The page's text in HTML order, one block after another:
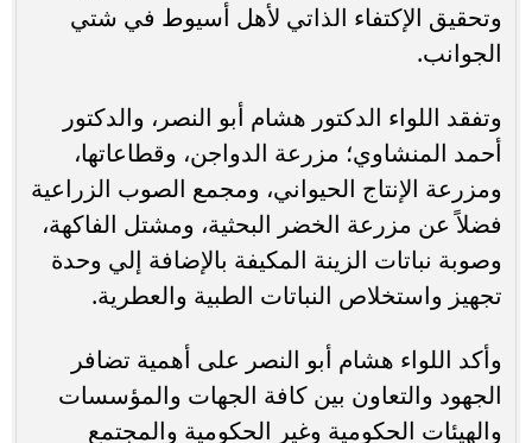
وتحقيق الإكتفاء الذاتي لأهل أسيوط في شتي
الجوانب.
وتفقد اللواء الدكتور هشام أبو النصر، والدكتور
أحمد المنشاوي؛ مزرعة الدواجن، وقطاعاتها،
ومزرعة الإنتاج الحيواني، ومجمع الصوب الزراعية
فضلاً عن مزرعة الخضر البحثية، ومشتل الفاكهة،
وصوبة نباتات الزينة المكيفة بالإضافة إلي وحدة
تجهيز واستخلاص النباتات الطبية والعطرية.
وأكد اللواء هشام أبو النصر على أهمية تضافر
الجهود والتعاون بين كافة الجهات والمؤسسات
والهيئات الحكومية وغير الحكومية والمجتمع